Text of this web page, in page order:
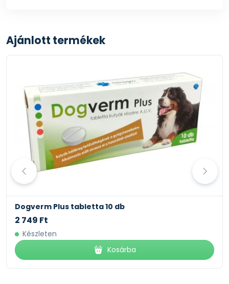
Ajánlott termékek
Dogverm Plus tabletta 10 db
2 749 Ft
Készleten
Kosárba